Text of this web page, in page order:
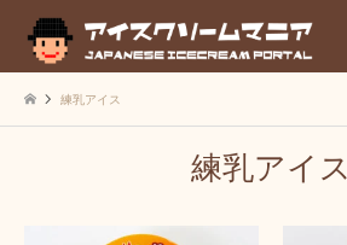
練乳アイス
練乳アイス